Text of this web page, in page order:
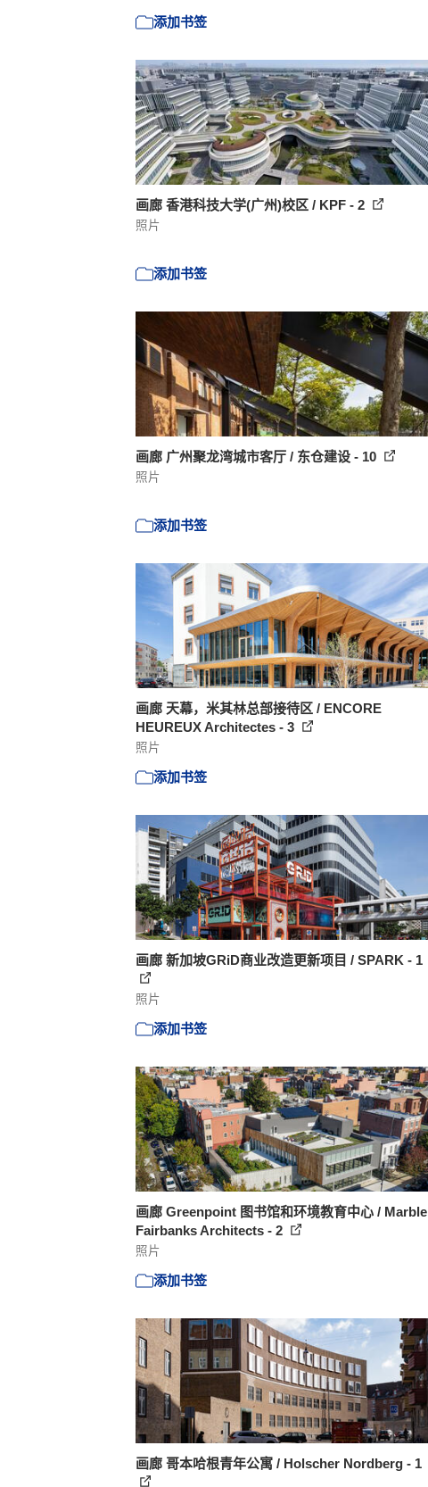
添加书签
画廊 香港科技大学(广州)校区 / KPF - 2
照片
添加书签
画廊 广州聚龙湾城市客厅 / 东仓建设 - 10
照片
添加书签
画廊 天幕，米其林总部接待区 / ENCORE
HEUREUX Architectes - 3
照片
添加书签
画廊 新加坡GRiD商业改造更新项目 / SPARK - 1
照片
添加书签
画廊 Greenpoint 图书馆和环境教育中心 / Marble
Fairbanks Architects - 2
照片
添加书签
画廊 哥本哈根青年公寓 / Holscher Nordberg - 1